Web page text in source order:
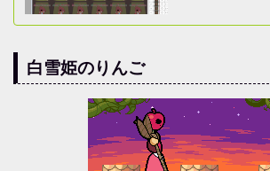
白雪姫のりんご